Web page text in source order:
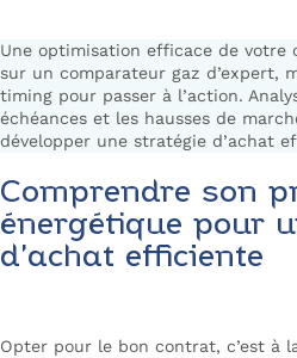
Une optimisation efficace de votre
sur un comparateur gaz d’expert,
timing pour passer à l’action.
échéances et les hausses de
développer une stratégie d’achat
Comprendre son
énergétique pour
d’achat efficiente
Opter pour le bon contrat, c’est à